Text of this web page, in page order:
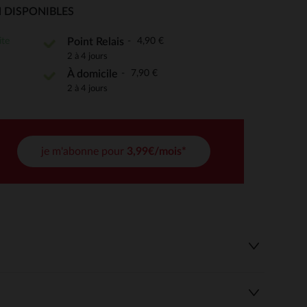
de confidentialité, en garantissant la conformité avec
DISPONIBLES
Point Relais 4,90 €
2 à 4 jours
À domicile 7,90 €
2 à 4 jours
je m'abonne pour 3,99€/mois*